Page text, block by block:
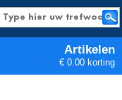
Artikelen
€ 0.00 korting